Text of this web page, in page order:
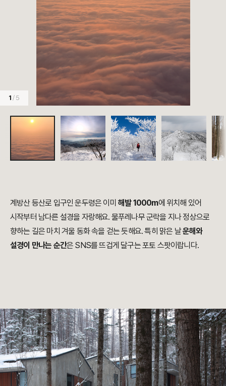
1 / 5
계방산 등산로 입구인 운두령은 이미 해발 1000m에 위치해 있어
시작부터 남다른 설경을 자랑해요. 물푸레나무 군락을 지나 정상으로
향하는 길은 마치 겨울 동화 속을 걷는 듯해요. 특히 맑은 날운해와
설경이 만나는 순간은 SNS를 뜨겁게 달구는 포토 스팟이랍니다.